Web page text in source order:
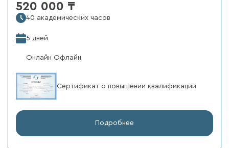
520 000 ₸
40 академических часов
5 дней
Онлайн Офлайн
Сертификат о повышении квалификации
Подробнее